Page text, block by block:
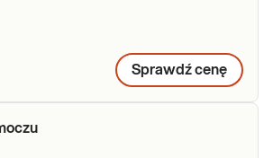
Sprawdź cenę